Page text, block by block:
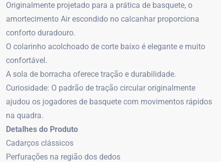
Originalmente projetado para a prática de basquete, o
amortecimento Air escondido no calcanhar proporciona
conforto duradouro.
O colarinho acolchoado de corte baixo é elegante e muito
confortável.
A sola de borracha oferece tração e durabilidade.
Curiosidade: O padrão de tração circular originalmente
ajudou os jogadores de basquete com movimentos rápidos
na quadra.
Detalhes do Produto
Cadarços clássicos
Perfurações na região dos dedos